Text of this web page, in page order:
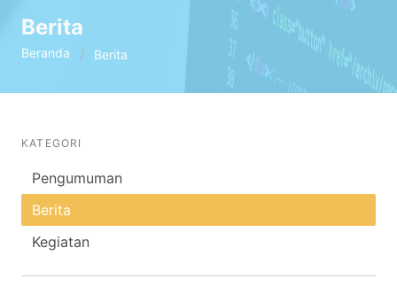
Berita
Beranda Berita
KATEGORI
Pengumuman
Berita
Kegiatan